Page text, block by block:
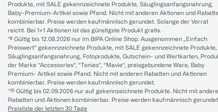
Produkte, mit SALE gekennzeichnete Produkte, Säuglingsanfangsnahrung,
Baby-Premium-Artikel sowie Pfand. Nicht mit anderen Aktionen und
kombinierbar. Preise werden kaufmännisch gerundet. Solange der Vorrat
reicht. Bei 1+1 Aktionen ist das günstigste Produkt gratis.
*⁸ Gültig bis 12.08.2026 nur im BIPA Online Shop. Ausgenommen „Einfach
Preiswert“ gekennzeichnete Produkte, mit SALE gekennzeichnete Produkte,
Säuglingsanfangsnahrung, Fotoprodukte, Gutschein- und Wertkarten,
der Marke “Accessories“, “Tonies“, “Mavie“, preisgebundene Ware, Baby
Premium- Artikel sowie Pfand. Nicht mit anderen Rabatten und Aktionen
kombinierbar. Preise werden kaufmännisch gerundet.
*¹⁰ Gültig bis 02.09.2026 nur auf gekennzeichnete Produkte. Nicht mit
Rabatten und Aktionen kombinierbar. Preise werden kaufmännisch
Preisliste der letzten 30 Tage